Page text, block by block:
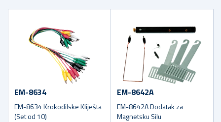
EM-8634
EM-8634 Krokodilske Kliješta
(Set od 10)
EM-8642A
EM-8642A Dodatak za
Magnetsku Silu